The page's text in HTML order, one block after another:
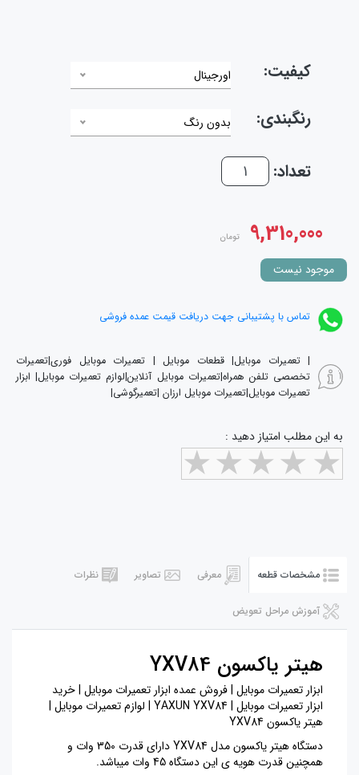
کیفیت: اورجینال
رنگبندی: بدون رنگ
تعداد:
9,310,000 تومان
موجود نیست
تماس با پشتیبانی جهت دریافت قیمت عمده فروشی
| تعمیرات موبایل| قطعات موبایل | تعمیرات موبایل فوری|تعمیرات
تخصصی تلفن همراه|تعمیرات موبایل آنلاین|لوازم تعمیرات موبایل| ابزار
تعمیرات موبایل|تعمیرات موبایل ارزان |تعمیرگوشی|
به این مطلب امتیاز دهید :
مشخصات قطعه معرفی تصاویر نظرات
آموزش مراحل تعویض
هیتر یاکسون YXV84
ابزار تعمیرات موبایل | فروش عمده ابزار تعمیرات موبایل | خرید
ابزار تعمیرات موبایل | YAXUN YXV84 | لوازم تعمیرات موبایل |
هیتر یاکسون YXV84
دستگاه هیتر یاکسون مدل YXV84 دارای قدرت 350 وات و
همچنین قدرت هویه ی این دستگاه 45 وات میباشد.